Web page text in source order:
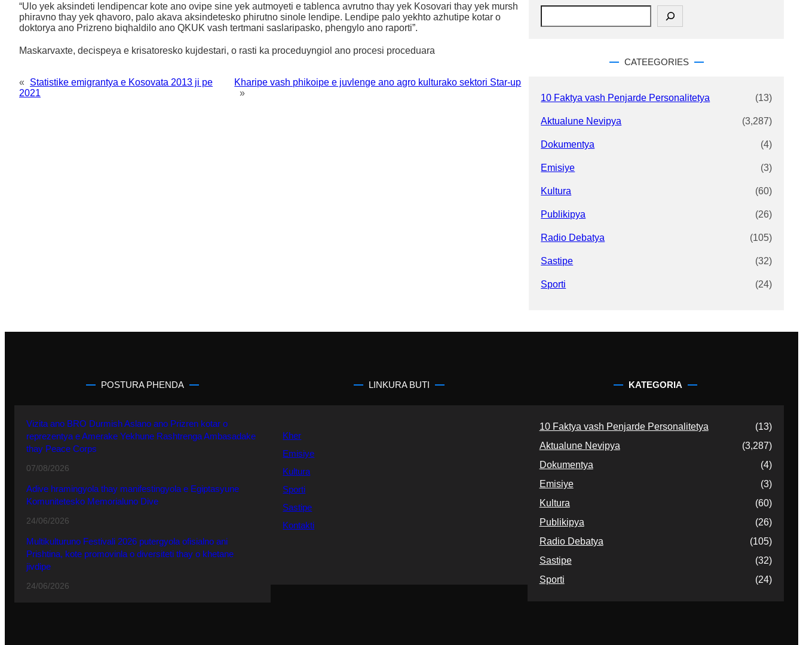
“Ulo yek aksindeti lendipencar kote ano ovipe sine yek autmoyeti e tablenca avrutno thay yek Kosovari thay yek mursh
phiravno thay yek qhavoro, palo akava aksindetesko phirutno sinole lendipe. Lendipe palo yekhto azhutipe kotar o
doktorya ano Prizreno biqhaldilo ano QKUK vash tertmani saslaripasko, phengylo ano raporti”.
Maskarvaxte, decispeya e krisatoresko kujdestari, o rasti ka proceduyngiol ano procesi proceduara
«
Statistike emigrantya e Kosovata 2013 ji pe
2021
Kharipe vash phikoipe e juvlenge ano agro kulturako sektori Star-up
»
S
CATEEGORIES
10 Faktya vash Penjarde Personalitetya (13)
Aktualune Nevipya (3,287)
Dokumentya (4)
Emisiye (3)
Kultura (60)
Publikipya (26)
Radio Debatya (105)
Sastipe (32)
Sporti (24)
POSTURA PHENDA
Vizita ano BRO Durmish Aslano ano Prizren kotar o
reprezentya e Amerake Yekhune Rashtrenga Ambasadake
thay Peace Corps
07/08/2026
Adive hramingyola thay manifestingyola e Egiptasyune
Komunitetesko Memorialuno Dive
24/06/2026
Multikulturuno Festivali 2026 putergyola ofisialno ani
Prishtina, kote promovinla o diversiteti thay o khetane
jivdipe
24/06/2026
LINKURA BUTI
Kher
Emisiye
Kultura
Sporti
Sastipe
Kontakti
KATEGORIA
10 Faktya vash Penjarde Personalitetya
(13)
Aktualune Nevipya
(3,287)
Dokumentya
(4)
Emisiye
(3)
Kultura
(60)
Publikipya
(26)
Radio Debatya
(105)
Sastipe
(32)
Sporti
(24)